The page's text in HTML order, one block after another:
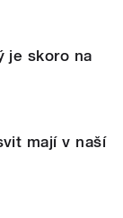
je skoro na
mají v naší